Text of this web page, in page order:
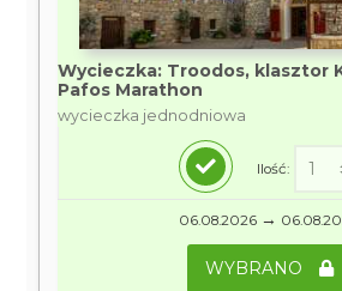
Wycieczka: Troodos, klasztor
Pafos Marathon
wycieczka jednodniowa
Ilość:
06.08.2026 →
WYBRANO